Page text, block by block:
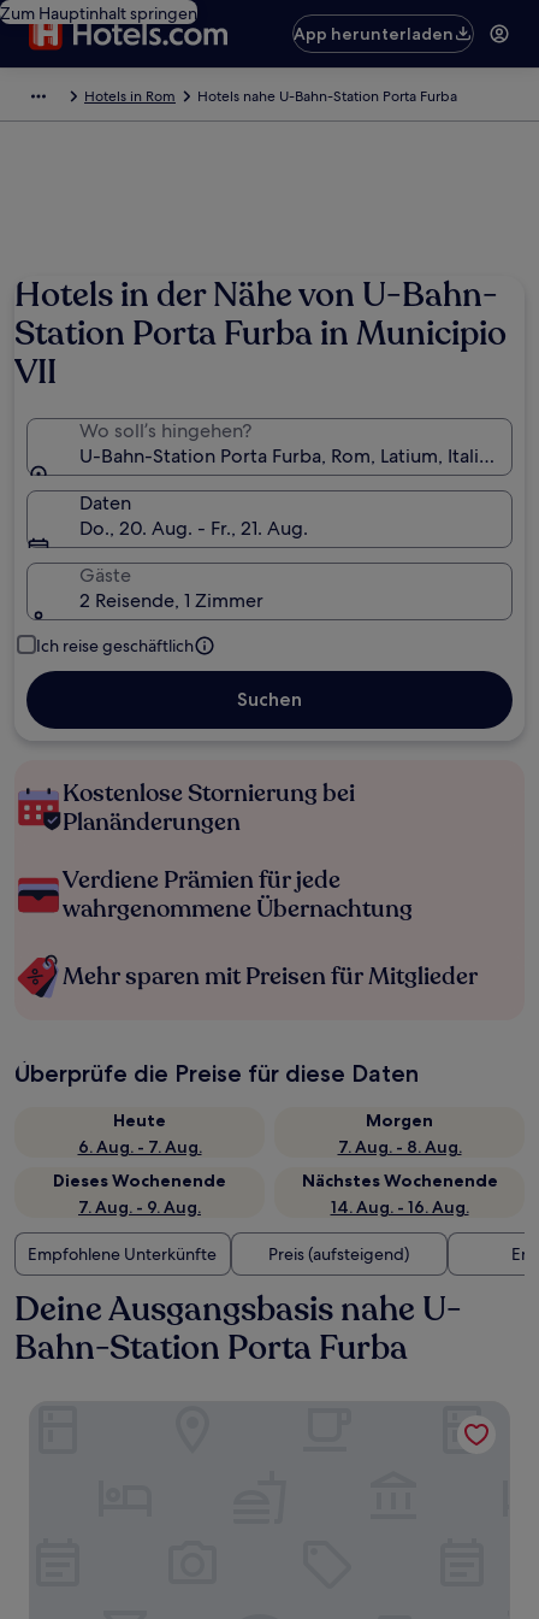
Zum Hauptinhalt springen
App herunterladen
Hotels in Rom Hotels nahe U-Bahn-Station Porta Furba
Hotels in der Nähe von U-Bahn-
Station Porta Furba in Municipio
VII
Wo soll’s hingehen?
U-Bahn-Station Porta Furba, Rom, Latium, Italien
Daten
Do., 20. Aug. - Fr., 21. Aug.
Gäste
2 Reisende, 1 Zimmer
Ich reise geschäftlich
Suchen
Kostenlose Stornierung bei
Planänderungen
Verdiene Prämien für jede
wahrgenommene Übernachtung
Mehr sparen mit Preisen für Mitglieder
Überprüfe die Preise für diese Daten
Heute
6. Aug. - 7. Aug.
Morgen
7. Aug. - 8. Aug.
Dieses Wochenende
7. Aug. - 9. Aug.
Nächstes Wochenende
14. Aug. - 16. Aug.
Empfohlene Unterkünfte Preis (aufsteigend)
Deine Ausgangsbasis nahe U-
Bahn-Station Porta Furba